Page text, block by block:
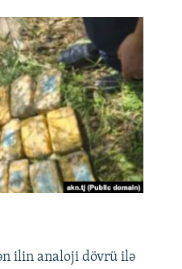
ilin analoji dövrü ilə